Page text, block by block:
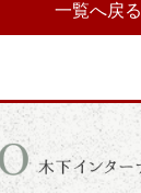
一覧へ戻る